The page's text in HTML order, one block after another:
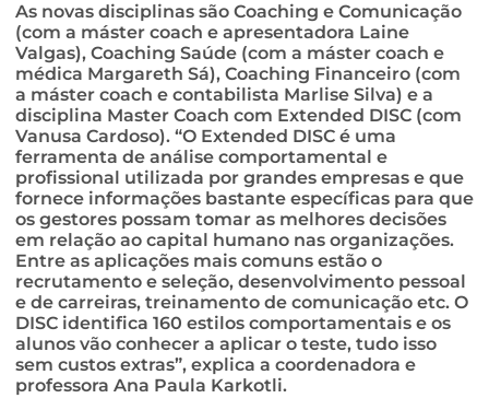
As novas disciplinas são Coaching e Comunicação
(com a máster coach e apresentadora Laine
Valgas), Coaching Saúde (com a máster coach e
médica Margareth Sá), Coaching Financeiro (com
a máster coach e contabilista Marlise Silva) e a
disciplina Master Coach com Extended DISC (com
Vanusa Cardoso). “O Extended DISC é uma
ferramenta de análise comportamental e
profissional utilizada por grandes empresas e que
fornece informações bastante específicas para que
os gestores possam tomar as melhores decisões
em relação ao capital humano nas organizações.
Entre as aplicações mais comuns estão o
recrutamento e seleção, desenvolvimento pessoal
e de carreiras, treinamento de comunicação etc. O
DISC identifica 160 estilos comportamentais e os
alunos vão conhecer a aplicar o teste, tudo isso
sem custos extras”, explica a coordenadora e
professora Ana Paula Karkotli.